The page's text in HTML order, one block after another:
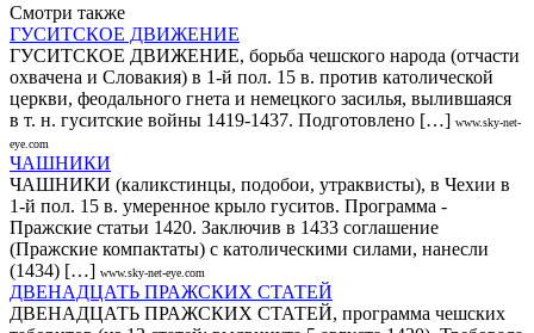
Смотри также
ГУСИТСКОЕ ДВИЖЕНИЕ
ГУСИТСКОЕ ДВИЖЕНИЕ, борьба чешского народа (отчасти
охвачена и Словакия) в 1-й пол. 15 в. против католической
церкви, феодального гнета и немецкого засилья, вылившаяся
в т. н. гуситские войны 1419-1437. Подготовлено […] www.sky-net-
eye.com
ЧАШНИКИ
ЧАШНИКИ (каликстинцы, подобои, утраквисты), в Чехии в
1-й пол. 15 в. умеренное крыло гуситов. Программа -
Пражские статьи 1420. Заключив в 1433 соглашение
(Пражские компактаты) с католическими силами, нанесли
(1434) […] www.sky-net-eye.com
ДВЕНАДЦАТЬ ПРАЖСКИХ СТАТЕЙ
ДВЕНАДЦАТЬ ПРАЖСКИХ СТАТЕЙ, программа чешских